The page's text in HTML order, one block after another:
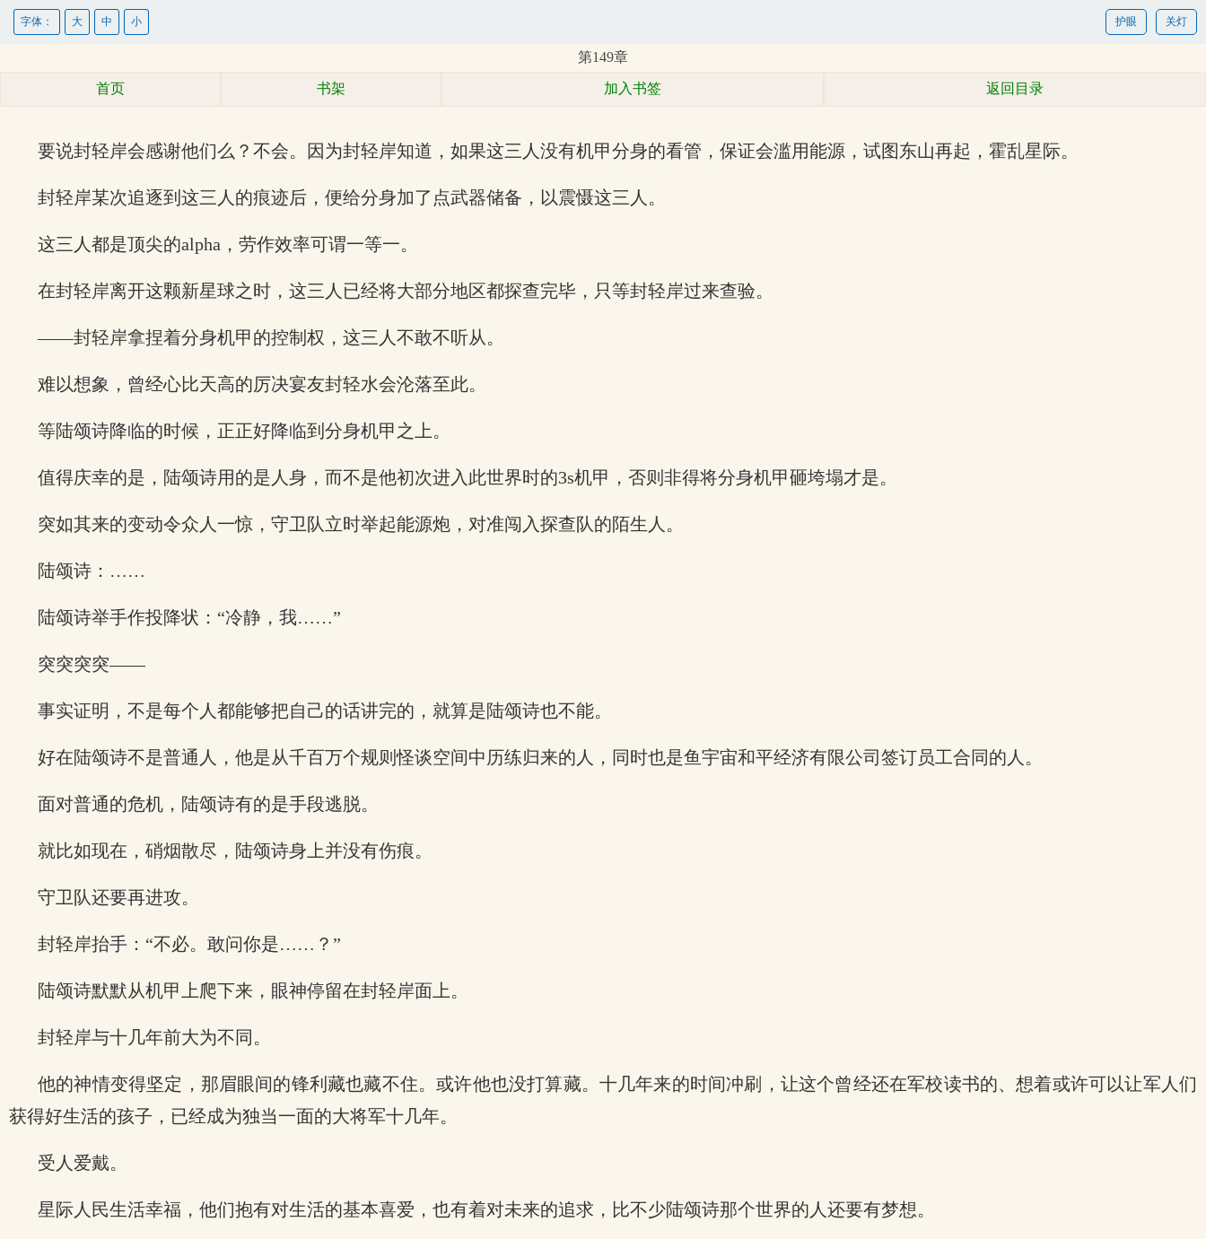
关灯
护眼
字体： 大 中 小
第149章
首页 书架 加入书签 返回目录
要说封轻岸会感谢他们么？不会。因为封轻岸知道，如果这三人没有机甲分身的看管，保证会滥用能源，试图东山再起，霍乱星际。
封轻岸某次追逐到这三人的痕迹后，便给分身加了点武器储备，以震慑这三人。
这三人都是顶尖的alpha，劳作效率可谓一等一。
在封轻岸离开这颗新星球之时，这三人已经将大部分地区都探查完毕，只等封轻岸过来查验。
——封轻岸拿捏着分身机甲的控制权，这三人不敢不听从。
难以想象，曾经心比天高的厉决宴友封轻水会沦落至此。
等陆颂诗降临的时候，正正好降临到分身机甲之上。
值得庆幸的是，陆颂诗用的是人身，而不是他初次进入此世界时的3s机甲，否则非得将分身机甲砸垮塌才是。
突如其来的变动令众人一惊，守卫队立时举起能源炮，对准闯入探查队的陌生人。
陆颂诗：……
陆颂诗举手作投降状：“冷静，我……”
突突突突——
事实证明，不是每个人都能够把自己的话讲完的，就算是陆颂诗也不能。
好在陆颂诗不是普通人，他是从千百万个规则怪谈空间中历练归来的人，同时也是鱼宇宙和平经济有限公司签订员工合同的人。
面对普通的危机，陆颂诗有的是手段逃脱。
就比如现在，硝烟散尽，陆颂诗身上并没有伤痕。
守卫队还要再进攻。
封轻岸抬手：“不必。敢问你是……？”
陆颂诗默默从机甲上爬下来，眼神停留在封轻岸面上。
封轻岸与十几年前大为不同。
他的神情变得坚定，那眉眼间的锋利藏也藏不住。或许他也没打算藏。十几年来的时间冲刷，让这个曾经还在军校读书的、想着或许可以让军人们
获得好生活的孩子，已经成为独当一面的大将军十几年。
受人爱戴。
星际人民生活幸福，他们抱有对生活的基本喜爱，也有着对未来的追求，比不少陆颂诗那个世界的人还要有梦想。